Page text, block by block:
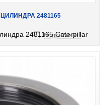
2481165
2481165 Caterpillar
Подробнее...